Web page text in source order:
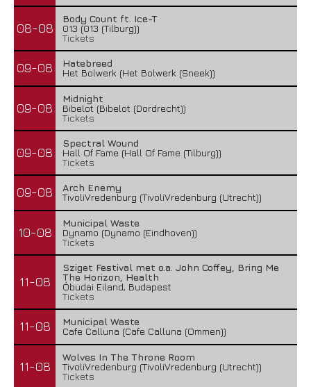
08-08
Body Count ft. Ice-T
013 (013 (Tilburg))
Tickets
09-08
Hatebreed
Het Bolwerk (Het Bolwerk (Sneek))
09-08
Midnight
Bibelot (Bibelot (Dordrecht))
Tickets
09-08
Spectral Wound
Hall Of Fame (Hall Of Fame (Tilburg))
Tickets
09-08
Arch Enemy
TivoliVredenburg (TivoliVredenburg (Utrecht))
10-08
Municipal Waste
Dynamo (Dynamo (Eindhoven))
Tickets
11-08
Sziget Festival met o.a. John Coffey, Bring Me
The Horizon, Health
Óbudai Eiland, Budapest
Tickets
11-08
Municipal Waste
Cafe Calluna (Cafe Calluna (Ommen))
11-08
Wolves In The Throne Room
TivoliVredenburg (TivoliVredenburg (Utrecht))
Tickets